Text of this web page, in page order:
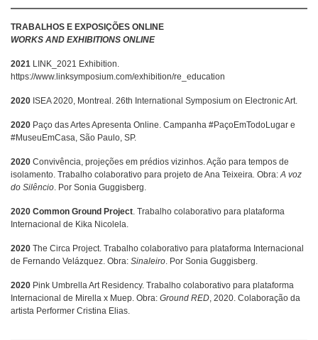
TRABALHOS E EXPOSIÇÕES ONLINE
WORKS AND EXHIBITIONS ONLINE
2021 LINK_2021 Exhibition.
https://www.linksymposium.com/exhibition/re_education
2020 ISEA 2020, Montreal. 26th International Symposium on Electronic Art.
2020 Paço das Artes Apresenta Online. Campanha #PaçoEmTodoLugar e
#MuseuEmCasa, São Paulo, SP.
2020 Convivência, projeções em prédios vizinhos. Ação para tempos de
isolamento. Trabalho colaborativo para projeto de Ana Teixeira. Obra:A voz
do Silêncio. Por Sonia Guggisberg.
2020 Common Ground Project. Trabalho colaborativo para plataforma
Internacional de Kika Nicolela.
2020 The Circa Project. Trabalho colaborativo para plataforma Internacional
de Fernando Velázquez. Obra: Sinaleiro. Por Sonia Guggisberg.
2020 Pink Umbrella Art Residency. Trabalho colaborativo para plataforma
Internacional de Mirella x Muep. Obra: Ground RED, 2020. Colaboração da
artista Performer Cristina Elias.